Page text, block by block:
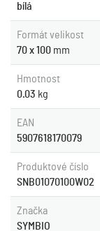
bílá
Formát velikost
70 x 100 mm
Hmotnost
0.03 kg
EAN
5907618170079
Produktové číslo
SNB01070100W02
Značka
SYMBIO